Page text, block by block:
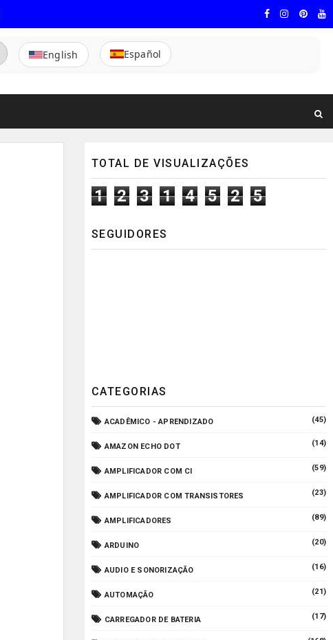
English Español
TOTAL DE VISUALIZAÇÕES
1 2 3 1 4 5 2 5
SEGUIDORES
CATEGORIAS
ACADÊMICO - APRENDIZADO (45)
AMAZON ECHO DOT (14)
AMPLIFICADOR COM CI (59)
AMPLIFICADOR COM TRANSISTORES (23)
AMPLIFICADORES (89)
ARDUINO (20)
AUDIO E SONORIZAÇÃO (16)
AUTOMAÇÃO (21)
CARREGADOR DE BATERIA (17)